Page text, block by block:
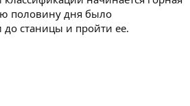
половину дня было
станицы и пройти ее.